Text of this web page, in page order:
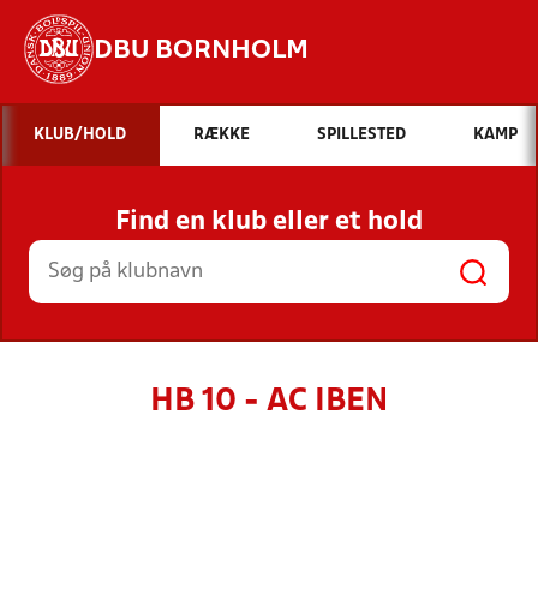
DBU BORNHOLM
Hvad vil du søge efter?
INDHOLD OG NYHEDER
STILLINGER, RESULTATER, KLUBBER OG
HOLD
KLUB/HOLD RÆKKE SPILLESTED KAMP
Find en klub eller et hold
HB 10 - AC IBEN